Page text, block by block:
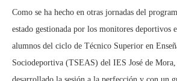
Como se ha hecho en otras jornadas del
estado gestionada por los monitores deportivos
alumnos del ciclo de Técnico Superior en
Sociodeportiva (TSEAS) del IES José de Mora,